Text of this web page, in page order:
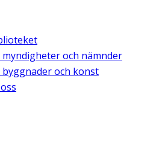
myndigheter och nämnder
byggnader och konst